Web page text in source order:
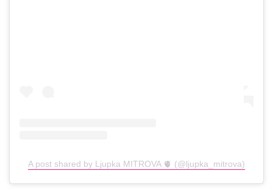
A post shared by Ljupka MITROVA 🫀 (@ljupka_mitrova)